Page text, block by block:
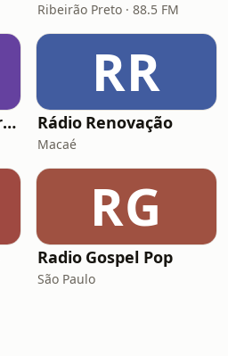
Ribeirão Preto · 88.5 FM
Rádio Gospel FM Curitiba
RR
Rádio Renovação
Macaé
RG
Radio Gospel Pop
São Paulo